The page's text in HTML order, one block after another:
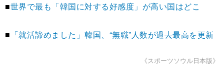
■世界で最も「韓国に対する好感度」が高い国はどこ
■ 「就活諦めました」韓国、“無職”人数が過去最高を更新
《スポーツソウル日本版》